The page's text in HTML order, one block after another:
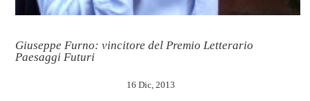
Giuseppe Furno: vincitore del Premio Letterario
Paesaggi Futuri
16 Dic, 2013